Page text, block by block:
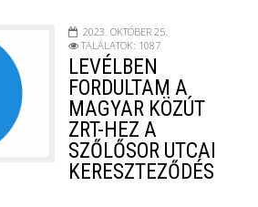
2023. OKTÓBER 25.
TALÁLATOK: 1087
LEVÉLBEN
FORDULTAM A
MAGYAR KÖZÚT
ZRT-HEZ A
SZŐLŐSOR UTCAI
KERESZTEZŐDÉS